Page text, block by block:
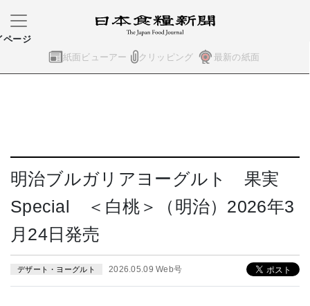
紙面ビューアー クリッピング 最新の紙面
ページ
明治ブルガリアヨーグルト 果実
Special ＜白桃＞（明治）2026年3
月24日発売
デザート・ヨーグルト 2026.05.09 Web号